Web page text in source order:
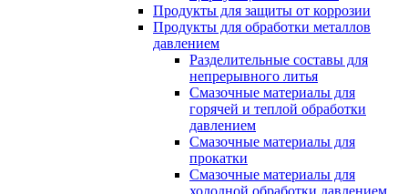
Продукты для защиты от коррозии
Продукты для обработки металлов
давлением
Разделительные составы для
непрерывного литья
Смазочные материалы для
горячей и теплой обработки
давлением
Смазочные материалы для
прокатки
Смазочные материалы для
холодной обработки давлением